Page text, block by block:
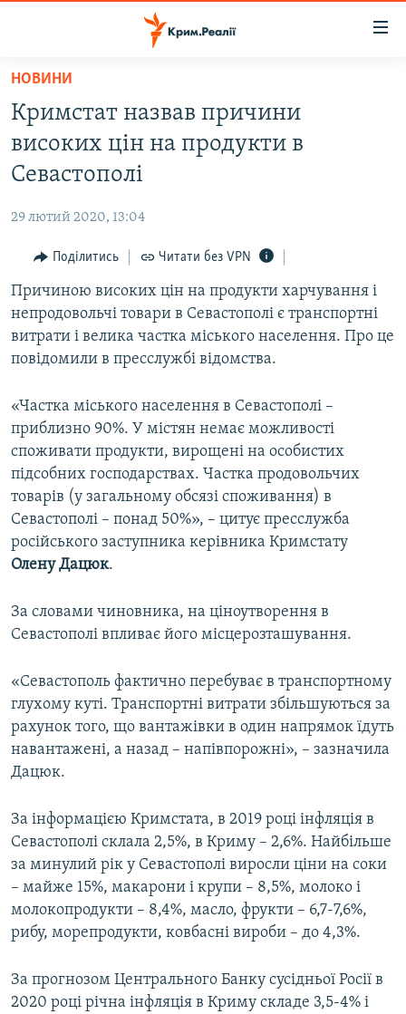
Перейти
основного
матеріалу
Перейти
до
основної
Перейти
пошуку
ВОДА.КРИМ
ВІДЕО ТА ФОТО
БЛОГИ
ПОГЛЯД
ІНТЕРВ'Ю
ВСЕ ЗА ДЕНЬ
СПЕЦПРОЕКТИ
ВІДЕОУРОКИ «ELIFBE»
СВІДЧЕННЯ ОКУПАЦІЇ
УКРАЇНСЬКА ПРОБЛЕМА КРИМУ
ІНФОГРАФІКА
Русский
Qırımtatar
ДОЛУЧАЙСЯ!
Усі сайти RFE/RL
НОВИНИ
Кримстат назвав причини
високих цін на продукти в
Севастополі
29 лютий 2020, 13:04
Поділитись Читати без VPN
Причиною високих цін на продукти харчування і
непродовольчі товари в Севастополі є транспортні
витрати і велика частка міського населення. Про це
повідомили в пресслужбі відомства.
«Частка міського населення в Севастополі –
приблизно 90%. У містян немає можливості
споживати продукти, вирощені на особистих
підсобних господарствах. Частка продовольчих
товарів (у загальному обсязі споживання) в
Севастополі – понад 50%», – цитує пресслужба
російського заступника керівника Кримстату
Олену Дацюк.
За словами чиновника, на ціноутворення в
Севастополі впливає його місцерозташування.
«Севастополь фактично перебуває в транспортному
глухому куті. Транспортні витрати збільшуються за
рахунок того, що вантажівки в один напрямок їдуть
навантажені, а назад – напівпорожні», – зазначила
Дацюк.
За інформацією Кримстата, в 2019 році інфляція в
Севастополі склала 2,5%, в Криму – 2,6%. Найбільше
за минулий рік у Севастополі виросли ціни на соки
– майже 15%, макарони і крупи – 8,5%, молоко і
молокопродукти – 8,4%, масло, фрукти – 6,7-7,6%,
рибу, морепродукти, ковбасні вироби – до 4,3%.
За прогнозом Центрального Банку сусідньої Росії в
2020 році річна інфляція в Криму складе 3,5-4% і